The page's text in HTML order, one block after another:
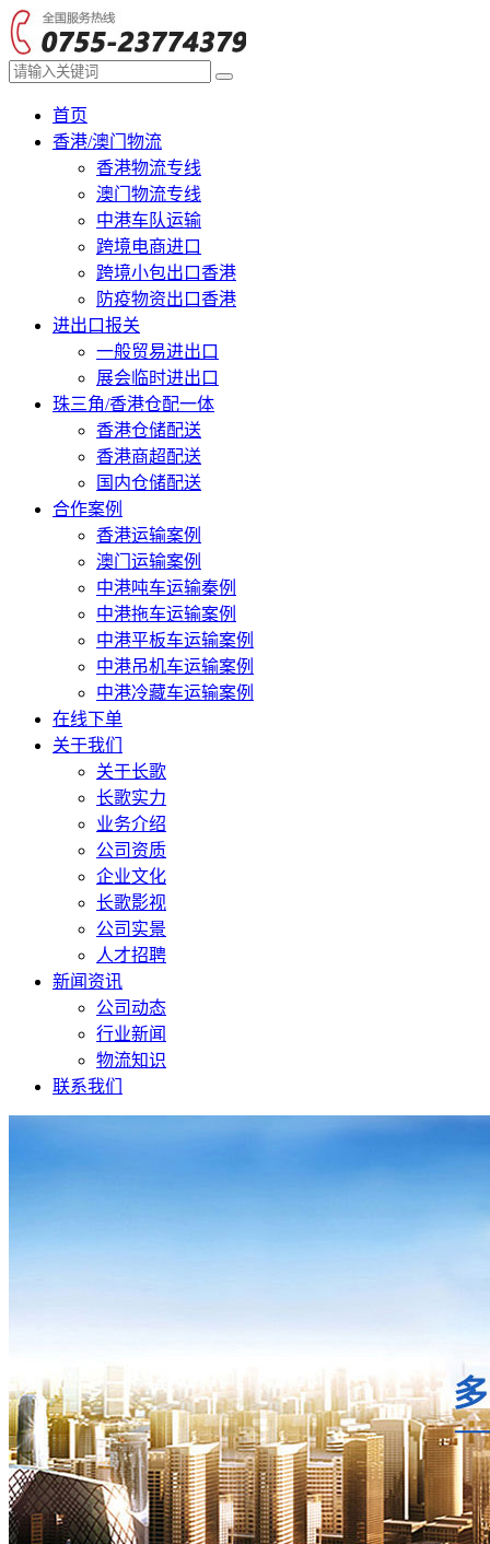
首页
香港/澳门物流
香港物流专线
澳门物流专线
中港车队运输
跨境电商进口
跨境小包出口香港
防疫物资出口香港
进出口报关
一般贸易进出口
展会临时进出口
珠三角/香港仓配一体
香港仓储配送
香港商超配送
国内仓储配送
合作案例
香港运输案例
澳门运输案例
中港吨车运输秦例
中港拖车运输案例
中港平板车运输案例
中港吊机车运输案例
中港冷藏车运输案例
在线下单
关于我们
关于长歌
长歌实力
业务介绍
公司资质
企业文化
长歌影视
公司实景
人才招聘
新闻资讯
公司动态
行业新闻
物流知识
联系我们